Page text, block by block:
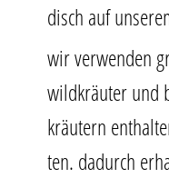
disch auf
wir ver­wen­den
wild­kräu­ter und
kräu­tern
ten. dadurch